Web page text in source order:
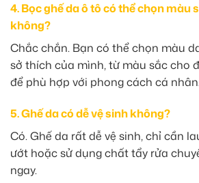
4. Bọc ghế da ô tô có thể chọn màu
không?
Chắc chắn. Bạn có thể chọn màu
sở thích của mình, từ màu sắc cho
để phù hợp với phong cách cá
5. Ghế da có dễ vệ sinh không?
Có. Ghế da rất dễ vệ sinh, chỉ cần
ướt hoặc sử dụng chất tẩy rửa
ngay.